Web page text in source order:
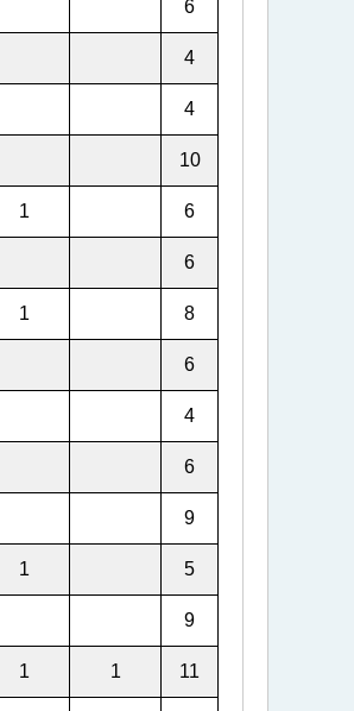
6
4
4
10
1 6
6
1 8
6
4
6
9
1 5
9
1 1 11